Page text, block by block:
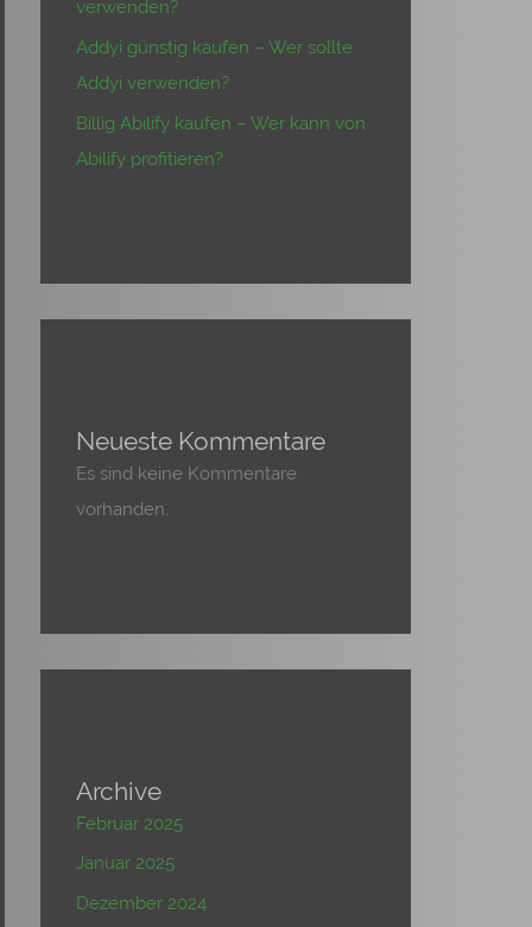
verwenden?
Addyi günstig kaufen – Wer sollte
Addyi verwenden?
Billig Abilify kaufen – Wer kann von
Abilify profitieren?
Neueste Kommentare
Es sind keine Kommentare
vorhanden.
Archive
Februar 2025
Januar 2025
Dezember 2024